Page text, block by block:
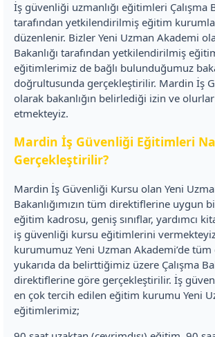
İş güvenliği uzmanlığı eğitimleri Çalışma
tarafından yetkilendirilmiş eğitim
düzenlenir. Bizler Yeni Uzman Akademi
Bakanlığı tarafından yetkilendirilmiş
eğitimlerimiz de bağlı bulunduğumuz
doğrultusunda gerçekleştirilir. Mardin İş
olarak bakanlığın belirlediği izin ve
etmekteyiz.
Mardin İş Güvenliği Eğitimleri
Gerçekleştirilir?
Mardin İş Güvenliği Kursu olan Yeni
Bakanlığımızın tüm direktiflerine uygun
eğitim kadrosu, geniş sınıflar, yardımcı
iş güvenliği kursu eğitimlerini
kurumumuz Yeni Uzman Akademi’de
yukarıda da belirttiğimiz üzere Çalışma
direktiflerine göre gerçekleştirilir. İş
en çok tercih edilen eğitim kurumu Yeni
eğitimlerimiz;